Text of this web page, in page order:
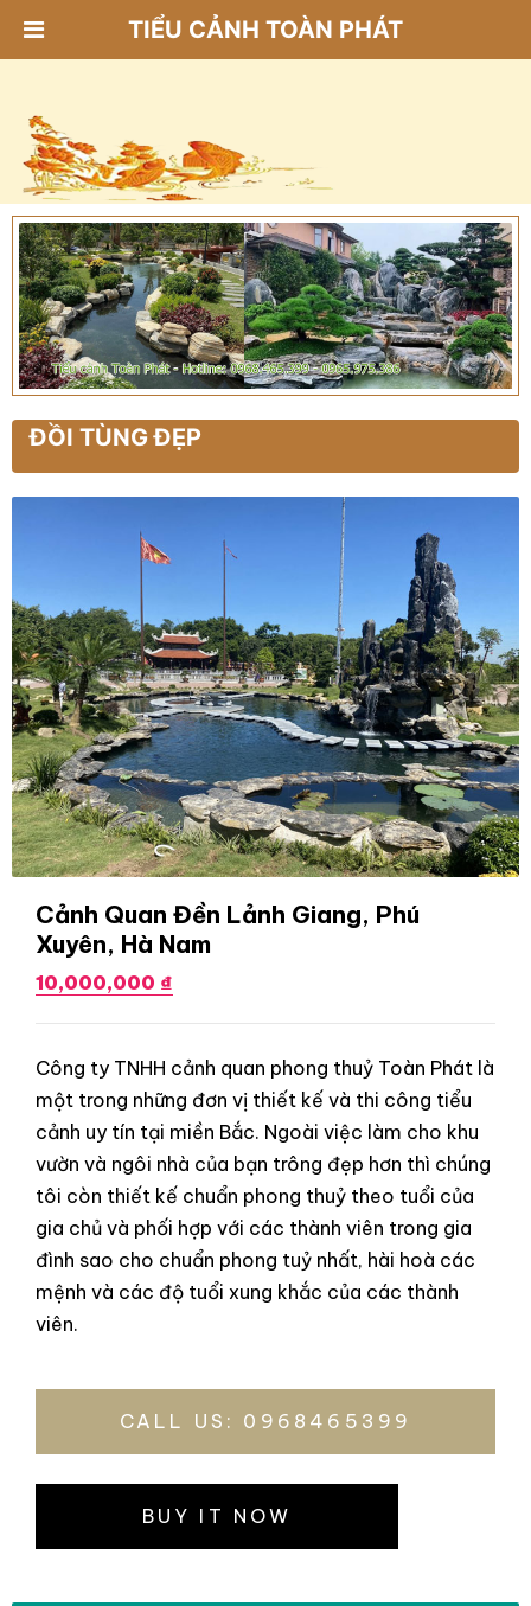
TIỂU CẢNH TOÀN PHÁT
ĐỒI TÙNG ĐẸP
Cảnh Quan Đền Lảnh Giang, Phú
Xuyên, Hà Nam
10,000,000 ₫
Công ty TNHH cảnh quan phong thuỷ Toàn Phát là
một trong những đơn vị thiết kế và thi công tiểu
cảnh uy tín tại miền Bắc. Ngoài việc làm cho khu
vườn và ngôi nhà của bạn trông đẹp hơn thì chúng
tôi còn thiết kế chuẩn phong thuỷ theo tuổi của
gia chủ và phối hợp với các thành viên trong gia
đình sao cho chuẩn phong tuỷ nhất, hài hoà các
mệnh và các độ tuổi xung khắc của các thành
viên.
CALL US: 0968465399
BUY IT NOW